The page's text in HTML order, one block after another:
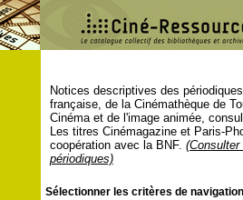
Notices descriptives des
française, de la Cinémathèque de
Cinéma et de l'image animée,
Les titres Cinémagazine et Paris-
coopération avec la BNF.
périodiques)
Sélectionner les critères de